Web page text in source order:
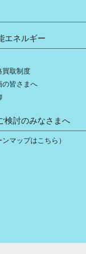
エネルギー
買取制度
の皆さまへ
検討のみなさまへ
マップはこちら）